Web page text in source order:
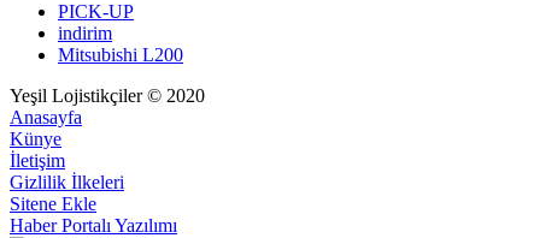
PICK-UP
indirim
Mitsubishi L200
Yeşil Lojistikçiler © 2020
Anasayfa
Künye
İletişim
Gizlilik İlkeleri
Sitene Ekle
Haber Portalı Yazılımı